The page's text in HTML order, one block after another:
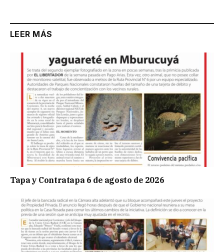
LEER MÁS
Tapa y Contratapa 6 de agosto de 2026